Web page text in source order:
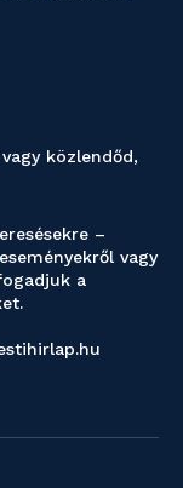
közlendőd,
–
vagy
a